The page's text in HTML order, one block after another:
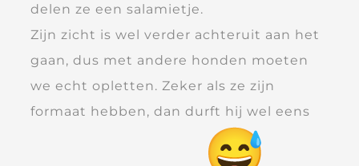
delen ze een salamietje.
Zijn zicht is wel verder achteruit aan het
gaan, dus met andere honden moeten
we echt opletten. Zeker als ze zijn
formaat hebben, dan durft hij wel eens